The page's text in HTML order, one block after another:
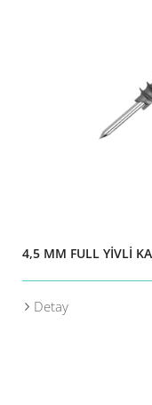
4,5 MM FULL YİVLİ
Detay